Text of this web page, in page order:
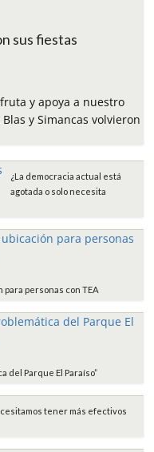
sus fiestas
y apoya a nuestro
y Simancas volvieron
¿La democracia actual está
agotada o solo necesita
para personas con TEA
del Parque El Paraíso”
tener más efectivos